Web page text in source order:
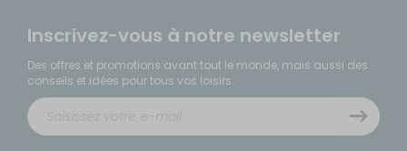
Inscrivez-vous à notre newsletter
Des offres et promotions avant tout le monde, mais aussi des
conseils et idées pour tous vos loisirs.